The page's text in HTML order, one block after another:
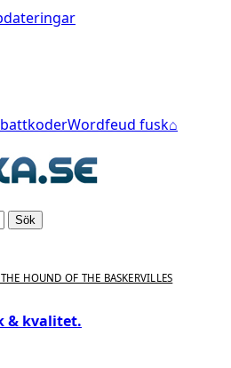
Wordfeud fusk⌂
Sök
HOUND OF THE BASKERVILLES
& kvalitet.